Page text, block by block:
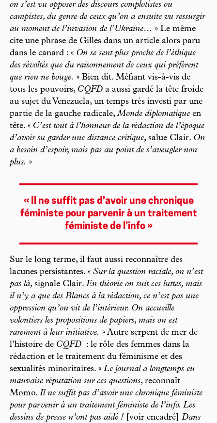
on s’est vu opposer des discours complotistes ou
campistes, du genre de ceux qu’on a ensuite vu ressurgir
au moment de l’invasion de l’Ukraine… » Le même
cite une phrase de Gilles dans un article alors paru
dans le canard : « On se sent plus proche de l’éthique
des révoltés que du raisonnement de ceux qui préfèrent
que rien ne bouge. » Bien dit. Méfiant vis-à-vis de
tous les pouvoirs, CQFD a aussi gardé la tête froide
au sujet du Venezuela, un temps très investi par une
partie de la gauche radicale,Monde diplomatique en
tête. « C’est tout à l’honneur de la rédaction de l’époque
d’avoir su garder une distance critique, salue Clair. On
a besoin d’espoir, mais pas au point de s’aveugler non
plus. »
« Il ne suffit pas d’avoir une chronique
féministe pour parvenir à un traitement
féministe de l’info »
Sur le long terme, il faut aussi reconnaître des
lacunes persistantes. « Sur la question raciale, on n’est
pas là, signale Clair. En théorie on suit ces luttes, mais
il n’y a que des Blancs à la rédaction, ce n’est pas une
oppression qu’on vit de l’intérieur. On accueille
volontiers les propositions de papiers, mais on est
rarement à leur initiative. » Autre serpent de mer de
l’histoire de CQFD
: le rôle des femmes dans la
rédaction et le traitement du féminisme et des
sexualités minoritaires. « Le journal a longtemps eu
mauvaise réputation sur ces questions, reconnaît
Momo. Il ne suffit pas d’avoir une chronique féministe
pour parvenir à un traitement féministe de l’info. Les
dessins de presse n’ont pas aidé ! [voir encadré] Dans